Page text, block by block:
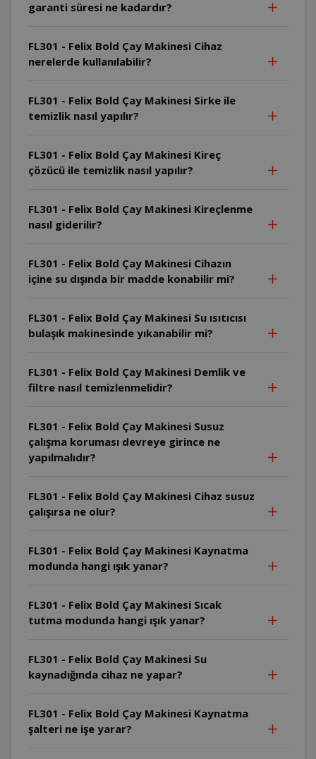
garanti süresi ne kadardır?
FL301 - Felix Bold Çay Makinesi Cihaz
nerelerde kullanılabilir?
FL301 - Felix Bold Çay Makinesi Sirke ile
temizlik nasıl yapılır?
FL301 - Felix Bold Çay Makinesi Kireç
çözücü ile temizlik nasıl yapılır?
FL301 - Felix Bold Çay Makinesi Kireçlenme
nasıl giderilir?
FL301 - Felix Bold Çay Makinesi Cihazın
içine su dışında bir madde konabilir mi?
FL301 - Felix Bold Çay Makinesi Su ısıtıcısı
bulaşık makinesinde yıkanabilir mi?
FL301 - Felix Bold Çay Makinesi Demlik ve
filtre nasıl temizlenmelidir?
FL301 - Felix Bold Çay Makinesi Susuz
çalışma koruması devreye girince ne
yapılmalıdır?
FL301 - Felix Bold Çay Makinesi Cihaz susuz
çalışırsa ne olur?
FL301 - Felix Bold Çay Makinesi Kaynatma
modunda hangi ışık yanar?
FL301 - Felix Bold Çay Makinesi Sıcak
tutma modunda hangi ışık yanar?
FL301 - Felix Bold Çay Makinesi Su
kaynadığında cihaz ne yapar?
FL301 - Felix Bold Çay Makinesi Kaynatma
şalteri ne işe yarar?